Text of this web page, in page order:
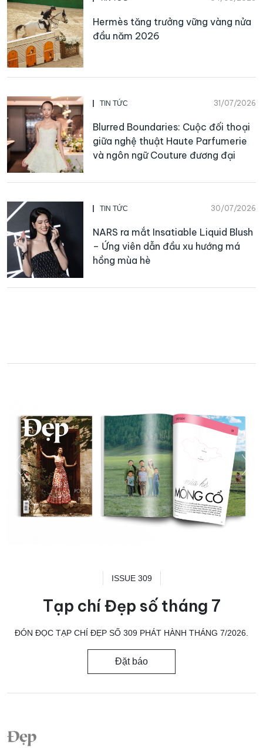
Hermès tăng trưởng vững vàng nửa
đầu năm 2026
TIN TỨC 31/07/2026
Blurred Boundaries: Cuộc đối thoại
giữa nghệ thuật Haute Parfumerie
và ngôn ngữ Couture đương đại
TIN TỨC 30/07/2026
NARS ra mắt Insatiable Liquid Blush
– Ứng viên dẫn đầu xu hướng má
hồng mùa hè
ISSUE 309
Tạp chí Đẹp số tháng 7
ĐÓN ĐỌC TẠP CHÍ ĐẸP SỐ 309 PHÁT HÀNH THÁNG 7/2026.
Đặt báo